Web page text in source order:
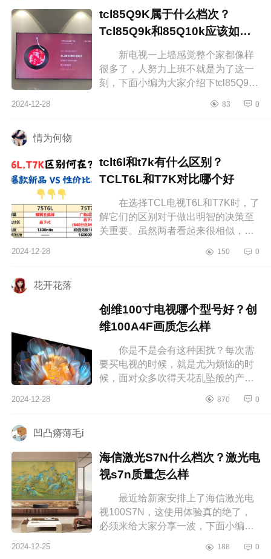
tcl85Q9K属于什么档次？
Tcl85Q9k和85Q10k应该如何
新电视一上墙感觉整个家都像样
很多了，人努力上班不就是为了这一
刻，下面小编为大家介绍下tcl85Q9K
应该如何选 tcl85Q9K属于什么档
2024-12-28 83 0
情为何物
tclt6l和t7k有什么区别？
TCLT6L和T7K对比哪个好
在选择TCL电视T6L和T7K时，了
解它们的区别对于做出明智的决策至
关重要。虽然两者看起来很相似，但
会影响你最终的使用体验。下面小编
2024-12-28 150 0
花开花落
创维100寸电视哪个型号好？创
维100A4F画质怎么样
你是不是会有这种困扰？每次需
要买电视的时候，就是尤为烦恼的时
候，面对众多吹得天花乱坠般的产
容易让人犯难，想着会不会还有更划
2024-12-28 870 0
凹凸瘠薄毛i
海信激光S7N什么档次？激光电
视s7n质量怎么样
最近给新家安排上了海信激光电
视100S7N，这使用体验真的绝了，
必须来给大家分享一波，下面小编为
激光电视s7n质量怎么样 海信激光
2024-12-25 188 0